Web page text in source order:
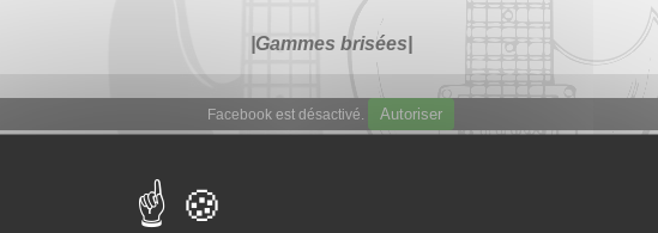
|Gammes brisées|
Facebook est désactivé. Autoriser
Monter et descendre les gammes peut vite devenir monotone et ennuyant …
Pour rompre avec cette monotonie, je vous propose de faire des gammes